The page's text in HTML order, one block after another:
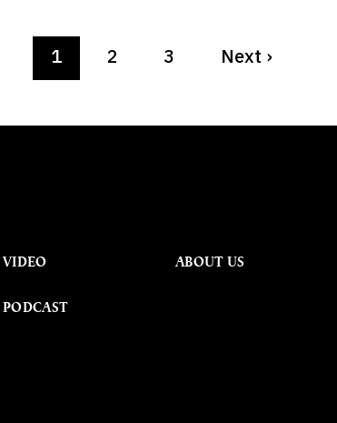
1 2 3 Next›
VIDEO
PODCAST
ABOUT US